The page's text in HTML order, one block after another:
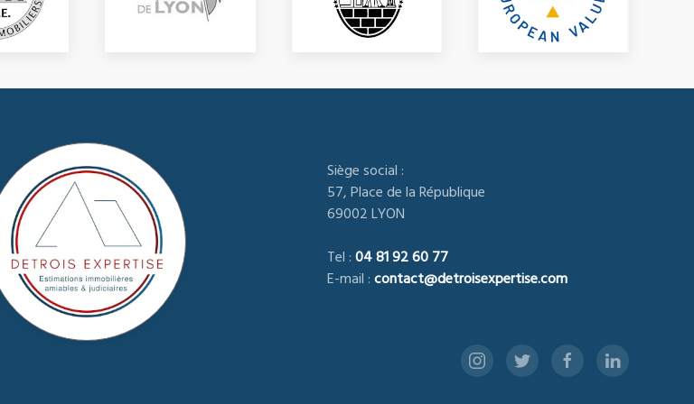
Siège social :
57, Place de la République
69002 LYON
Tel :04 81 92 60 77
E-mail :contact@detroisexpertise.com